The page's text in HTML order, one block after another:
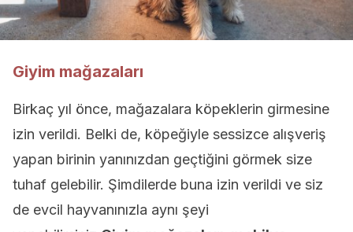
Giyim mağazaları
Birkaç yıl önce, mağazalara köpeklerin girmesine
izin verildi. Belki de, köpeğiyle sessizce alışveriş
yapan birinin yanınızdan geçtiğini görmek size
tuhaf gelebilir. Şimdilerde buna izin verildi ve siz
de evcil hayvanınızla aynı şeyi